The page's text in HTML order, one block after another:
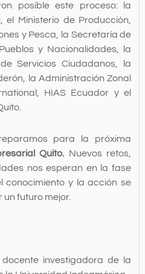
posible este proceso: la
, el Ministerio de Producción,
y Pesca, la Secretaría de
y Nacionalidades, la
Servicios Ciudadanos, la
la Administración Zonal
HIAS Ecuador y el
para la próxima
Quito. Nuevos retos,
nos esperan en la fase
conocimiento y la acción se
futuro mejor.
investigadora de la